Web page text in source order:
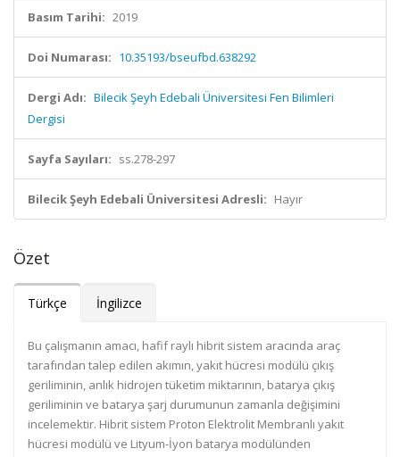
Basım Tarihi: 2019
Doi Numarası: 10.35193/bseufbd.638292
Dergi Adı: Bilecik Şeyh Edebali Üniversitesi Fen Bilimleri
Dergisi
Sayfa Sayıları: ss.278-297
Bilecik Şeyh Edebali Üniversitesi Adresli: Hayır
Özet
Türkçe İngilizce
Bu çalışmanın amacı, hafif raylı hibrit sistem aracında araç
tarafından talep edilen akımın, yakıt hücresi modülü çıkış
geriliminin, anlık hidrojen tüketim miktarının, batarya çıkış
geriliminin ve batarya şarj durumunun zamanla değişimini
incelemektir. Hibrit sistem Proton Elektrolit Membranlı yakıt
hücresi modülü ve Lityum-İyon batarya modülünden